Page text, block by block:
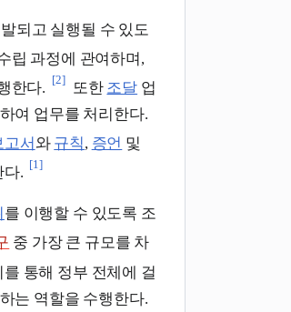
되고 실행될 수 있도
립 과정에 관여하며,
한다.
[2]
또한 조달 업
여 업무를 처리한다.
고서 와 규칙, 증언 및
다.
[1]
를 이행할 수 있도록 조
중 가장 큰 규모를 차
를 통해 정부 전체에 걸
는 역할을 수행한다.